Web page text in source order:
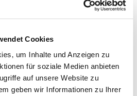
Cookies
um Inhalte und Anzeigen zu
für soziale Medien anbieten
auf unsere Website zu
geben wir Informationen zu Ihrer
Beratungsstelle:
durch autorisierte INQA-